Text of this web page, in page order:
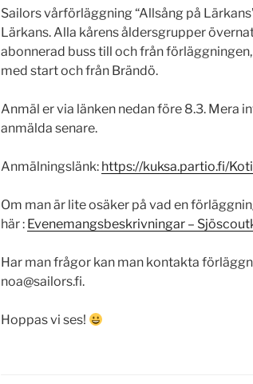
Sailors vårförläggning “Allsång på
Lärkans. Alla kårens åldersgrupper
abonnerad buss till och från förläggningen,
med start och från Brändö.
Anmäl er via länken nedan före 8.3. Mera
anmälda senare.
Anmälningslänk: https://kuksa.partio.fi/
Om man är lite osäker på vad en
här : Evenemangsbeskrivningar –
Har man frågor kan man kontakta
noa@sailors.fi.
Hoppas vi ses!